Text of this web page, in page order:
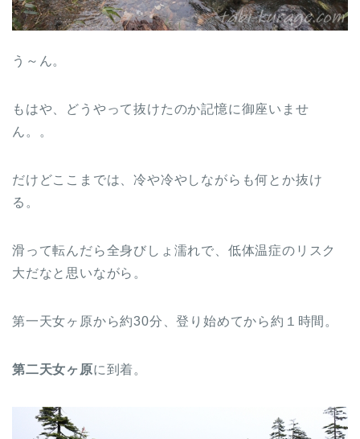
う～ん。
もはや、どうやって抜けたのか記憶に御座いませ
ん。。
だけどここまでは、冷や冷やしながらも何とか抜け
る。
滑って転んだら全身びしょ濡れで、低体温症のリスク
大だなと思いながら。
第一天女ヶ原から約30分、登り始めてから約１時間。
第二天女ヶ原に到着。